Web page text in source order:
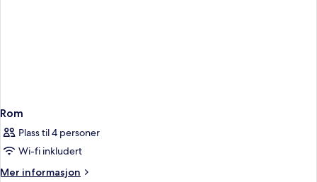
Rom
Plass til 4 personer
Wi-fi inkludert
Mer informasjon
Mer